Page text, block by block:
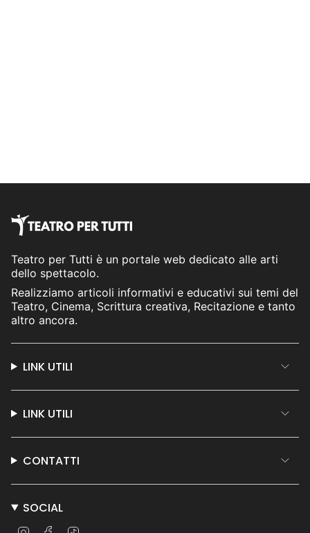
Teatro per Tutti è un portale web dedicato alle arti
dello spettacolo.
Realizziamo articoli informativi e educativi sui temi del
Teatro, Cinema, Scrittura creativa, Recitazione e tanto
altro ancora.
LINK UTILI
LINK UTILI
CONTATTI
SOCIAL
InstagramFacebook